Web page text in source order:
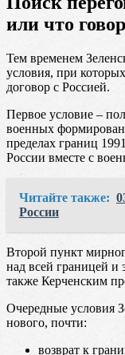
или что
Тем временем
условия, при
договор с Россией.
Первое условие –
военных
пределах границ
России вместе с
Читайте также:
России
Второй пункт
над всей границей и
также Керченским
Очередные условия
нового, почти:
возврат к